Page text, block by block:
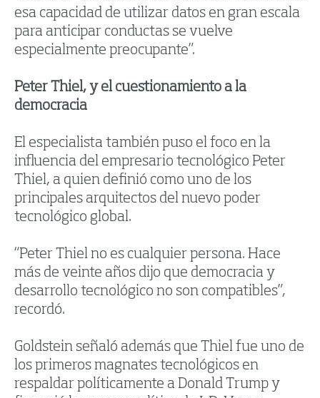
esa capacidad de utilizar datos en gran escala
para anticipar conductas se vuelve
especialmente preocupante”.
Peter Thiel, y el cuestionamiento a la
democracia
El especialista también puso el foco en la
influencia del empresario tecnológico Peter
Thiel, a quien definió como uno de los
principales arquitectos del nuevo poder
tecnológico global.
“Peter Thiel no es cualquier persona. Hace
más de veinte años dijo que democracia y
desarrollo tecnológico no son compatibles”,
recordó.
Goldstein señaló además que Thiel fue uno de
los primeros magnates tecnológicos en
respaldar políticamente a Donald Trump y